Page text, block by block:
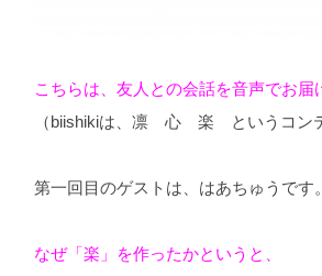
こちらは、友人との会話を音声でお届
（biishikiは、凛 心 楽 というコンテ
第一回目のゲストは、はあちゅうです。
なぜ「楽」を作ったかというと、